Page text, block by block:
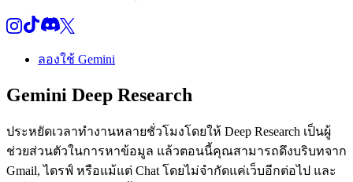
ลองใช้ Gemini
Gemini Deep Research
ประหยัดเวลาทำงานหลายชั่วโมงโดยให้ Deep Research เป็นผู้
ช่วยส่วนตัวในการหาข้อมูล แล้วตอนนี้คุณสามารถดึงบริบทจาก
Gmail, ไดรฟ์ หรือแม้แต่ Chat โดยไม่จำกัดแค่เว็บอีกต่อไป และ